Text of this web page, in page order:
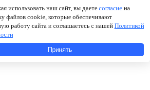
Статьи
использовать наш сайт, вы даете согласие на
файлов cookie, которые обеспечивают
работу сайта и соглашаетесь с нашей Политикой
Принять